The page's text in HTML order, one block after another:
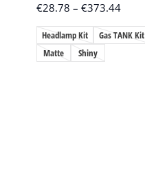
Headlamp Kit Gas TANK Kit
Matte
Shiny
€28.78 – €373.44